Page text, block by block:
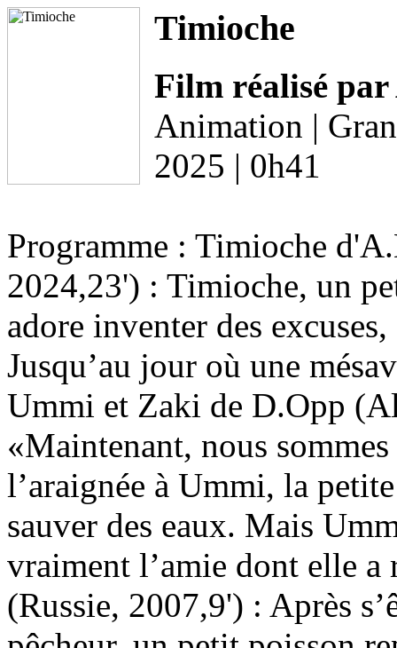
Timioche
Film réalisé
Animation |
2025 | 0h41
Programme : Timioche
2024,23') : Timioche, un
adore inventer des
Jusqu’au jour où une
Ummi et Zaki de D.Opp
«Maintenant, nous
l’araignée à Ummi, la
sauver des eaux. Mais
vraiment l’amie dont elle
(Russie, 2007,9') : Après